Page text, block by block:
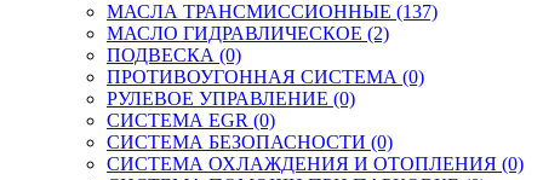
МАСЛА ТРАНСМИССИОННЫЕ (137)
МАСЛО ГИДРАВЛИЧЕСКОЕ (2)
ПОДВЕСКА (0)
ПРОТИВОУГОННАЯ СИСТЕМА (0)
РУЛЕВОЕ УПРАВЛЕНИЕ (0)
СИСТЕМА EGR (0)
СИСТЕМА БЕЗОПАСНОСТИ (0)
СИСТЕМА ОХЛАЖДЕНИЯ И ОТОПЛЕНИЯ (0)